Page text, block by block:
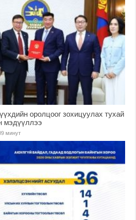
оролцоог зохицуулах тухай
мэдүүллээ
минут